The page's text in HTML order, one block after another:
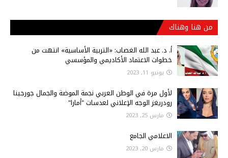
من هنا وهناك
أ‌. د. عبد الله الغصاب: «التربية الأساسية» انتهت من
خطوات الاعتماد الأكاديمي والمؤسسي
يونيو 11, 2023
لأول مرة في الوطن العربي نجمة الموضة والجمال جورجينا
رودريغز الوجه الإعلاني لعدسات "أمارا"
مارس 25, 2023
الاعلامي الجامع
مارس 20, 2023